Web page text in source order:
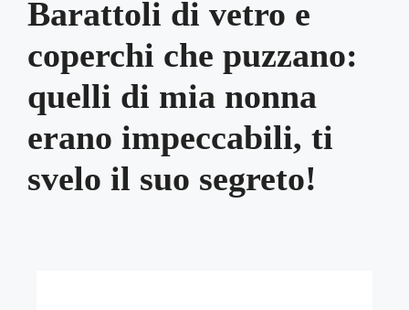
Barattoli di vetro e
coperchi che puzzano:
quelli di mia nonna
erano impeccabili, ti
svelo il suo segreto!